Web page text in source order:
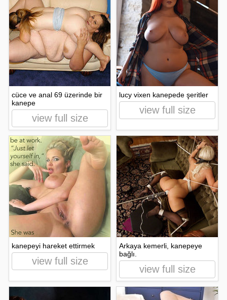
cüce ve anal 69 üzerinde bir
kanepe
view full size
lucy vixen kanepede şeritler
view full size
kanepeyi hareket ettirmek
view full size
Arkaya kemerli, kanepeye
bağlı.
view full size